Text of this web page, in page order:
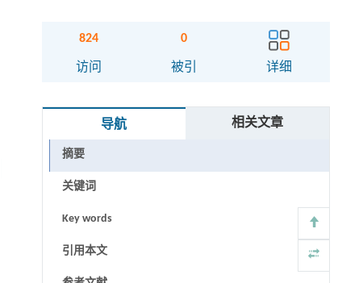
824
访问
0
被引 详细
导航 相关文章
摘要
关键词
Key words
引用本文